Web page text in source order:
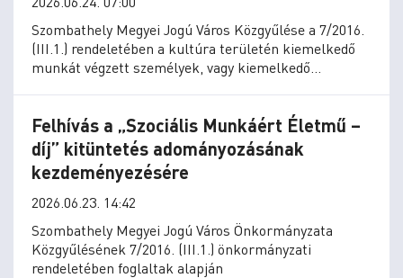
Szombathely Megyei Jogú Város Közgyűlése a 7/2016.
(III.1.) rendeletében a kultúra területén kiemelkedő
munkát végzett személyek, vagy kiemelkedő
Felhívás a „Szociális Munkáért Életmű –
díj” kitüntetés adományozásának
kezdeményezésére
2026.06.23. 14:42
Szombathely Megyei Jogú Város Önkormányzata
Közgyűlésének 7/2016. (III.1.) önkormányzati
rendeletében foglaltak alapján